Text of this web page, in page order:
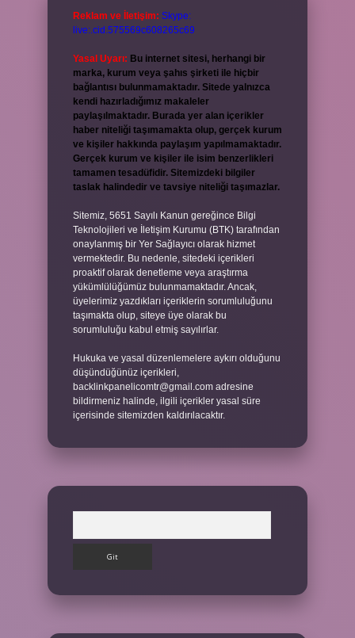
Reklam ve İletişim: Skype:
live:.cid.575569c608265c69
Yasal Uyarı: Bu internet sitesi, herhangi bir
marka, kurum veya şahıs şirketi ile hiçbir
bağlantısı bulunmamaktadır. Sitede yalnızca
kendi hazırladığımız makaleler
paylaşılmaktadır. Burada yer alan içerikler
haber niteliği taşımamakta olup, gerçek kurum
ve kişiler hakkında paylaşım yapılmamaktadır.
Gerçek kurum ve kişiler ile isim benzerlikleri
tamamen tesadüfidir. Sitemizdeki bilgiler
taslak halindedir ve tavsiye niteliği taşımazlar.
Sitemiz, 5651 Sayılı Kanun gereğince Bilgi
Teknolojileri ve İletişim Kurumu (BTK) tarafından
onaylanmış bir Yer Sağlayıcı olarak hizmet
vermektedir. Bu nedenle, sitedeki içerikleri
proaktif olarak denetleme veya araştırma
yükümlülüğümüz bulunmamaktadır. Ancak,
üyelerimiz yazdıkları içeriklerin sorumluluğunu
taşımakta olup, siteye üye olarak bu
sorumluluğu kabul etmiş sayılırlar.
Hukuka ve yasal düzenlemelere aykırı olduğunu
düşündüğünüz içerikleri,
backlinkpanelicomtr@gmail.com adresine
bildirmeniz halinde, ilgili içerikler yasal süre
içerisinde sitemizden kaldırılacaktır.